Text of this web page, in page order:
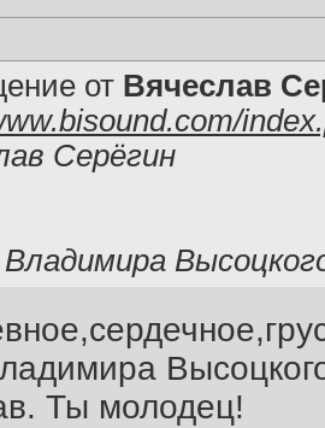
от Вячеслав
Серёгин
Ты молодец!